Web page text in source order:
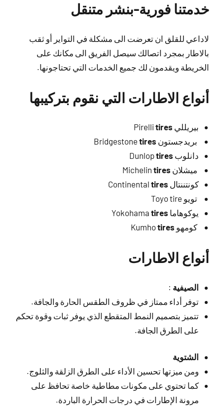
خدمتنا فورية-بنشر متنقل
لاداعي للقلق ان تعرضت الى مشكلة في التواير أو ثقب
بالاطار بمجرد اتصالك سيصل الفريق الى مكانك على
الخريطة ويقدمون لك جميع الخدمات التي تحتاجونها.
أنواع الاطارات التي نقوم بتركيبها
بيريللي Pirelli tires
بريدجستون Bridgestone tires
دانلوب Dunlop tires
ميشلان Michelin tires
كونتننتال Continental tires
تويو Toyo tire
يوكوهاما Yokohama tires
كومهو Kumho tires
أنواع الاطارات
الصيفية :
توفر أداء ممتاز في ظروف الطقس الحارة والجافة.
تتميز بتصميم النمط المتقطع الذي يوفر ثبات وقوة تحكم
على الطرق الجافة.
الشتوية
ومن ميزتها تحسين الأداء على الطرق الزلقة والثلوج.
كما تحتوي على مكونات مطاطية خاصة تحافظ على
مرونة الإطارات في درجات الحرارة الباردة.